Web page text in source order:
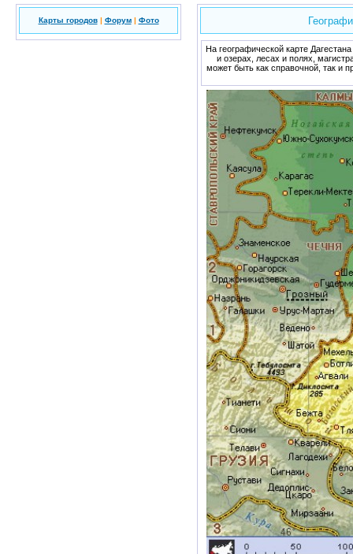
Карты городов| Форум| Фото
На географической карте
и озерах, лесах и полях,
может быть как справочной, так и